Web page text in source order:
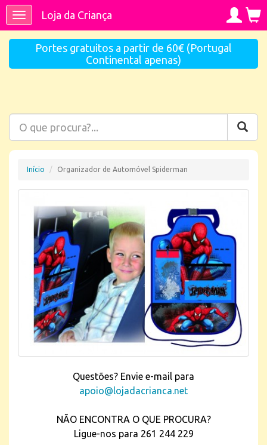
ToggleLoja da Criança
Portes gratuitos a partir de 60€ (Portugal
Continental apenas)
Início Organizador de Automóvel Spiderman
Questões? Envie e-mail para
apoio@lojadacrianca.net
NÃO ENCONTRA O QUE PROCURA?
Ligue-nos para 261 244 229